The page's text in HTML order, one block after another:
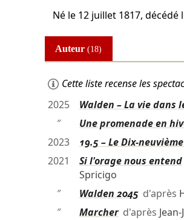
Né le 12 juillet 1817, décédé
Auteur(18)
Cette liste recense les
2025
Walden – La vie dans
″
Une promenade en
2023
19.5 – Le Dix-
2021
Si l'orage nous entend
Spricigo
″
Walden 2045 d'après
″
Marcherd'après